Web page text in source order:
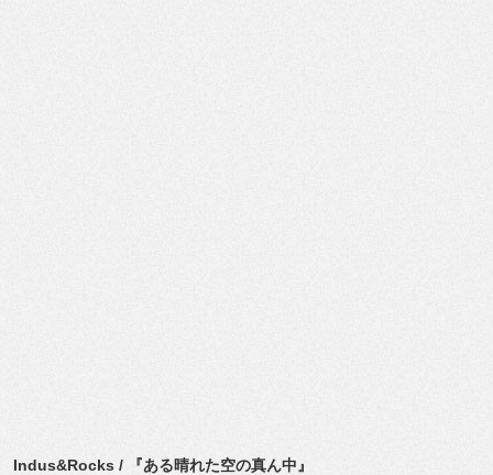
Indus&Rocks / 『ある晴れた空の真ん中』